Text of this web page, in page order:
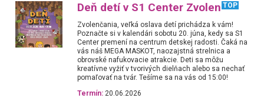
Deň detí v S1 Center Zvolen TOP
Zvolenčania, veľká oslava detí prichádza k vám!
Poznačte si v kalendári sobotu 20. júna, kedy sa S1
Center premení na centrum detskej radosti. Čaká na
vás náš MEGA MASKOT, naozajstná strelnica a
obrovské nafukovacie atrakcie. Deti sa môžu
kreatívne vyžiť v tvorivých dielňach alebo sa nechať
pomaľovať na tvár. Tešíme sa na vás od 15:00!
Termín: 20.06.2026